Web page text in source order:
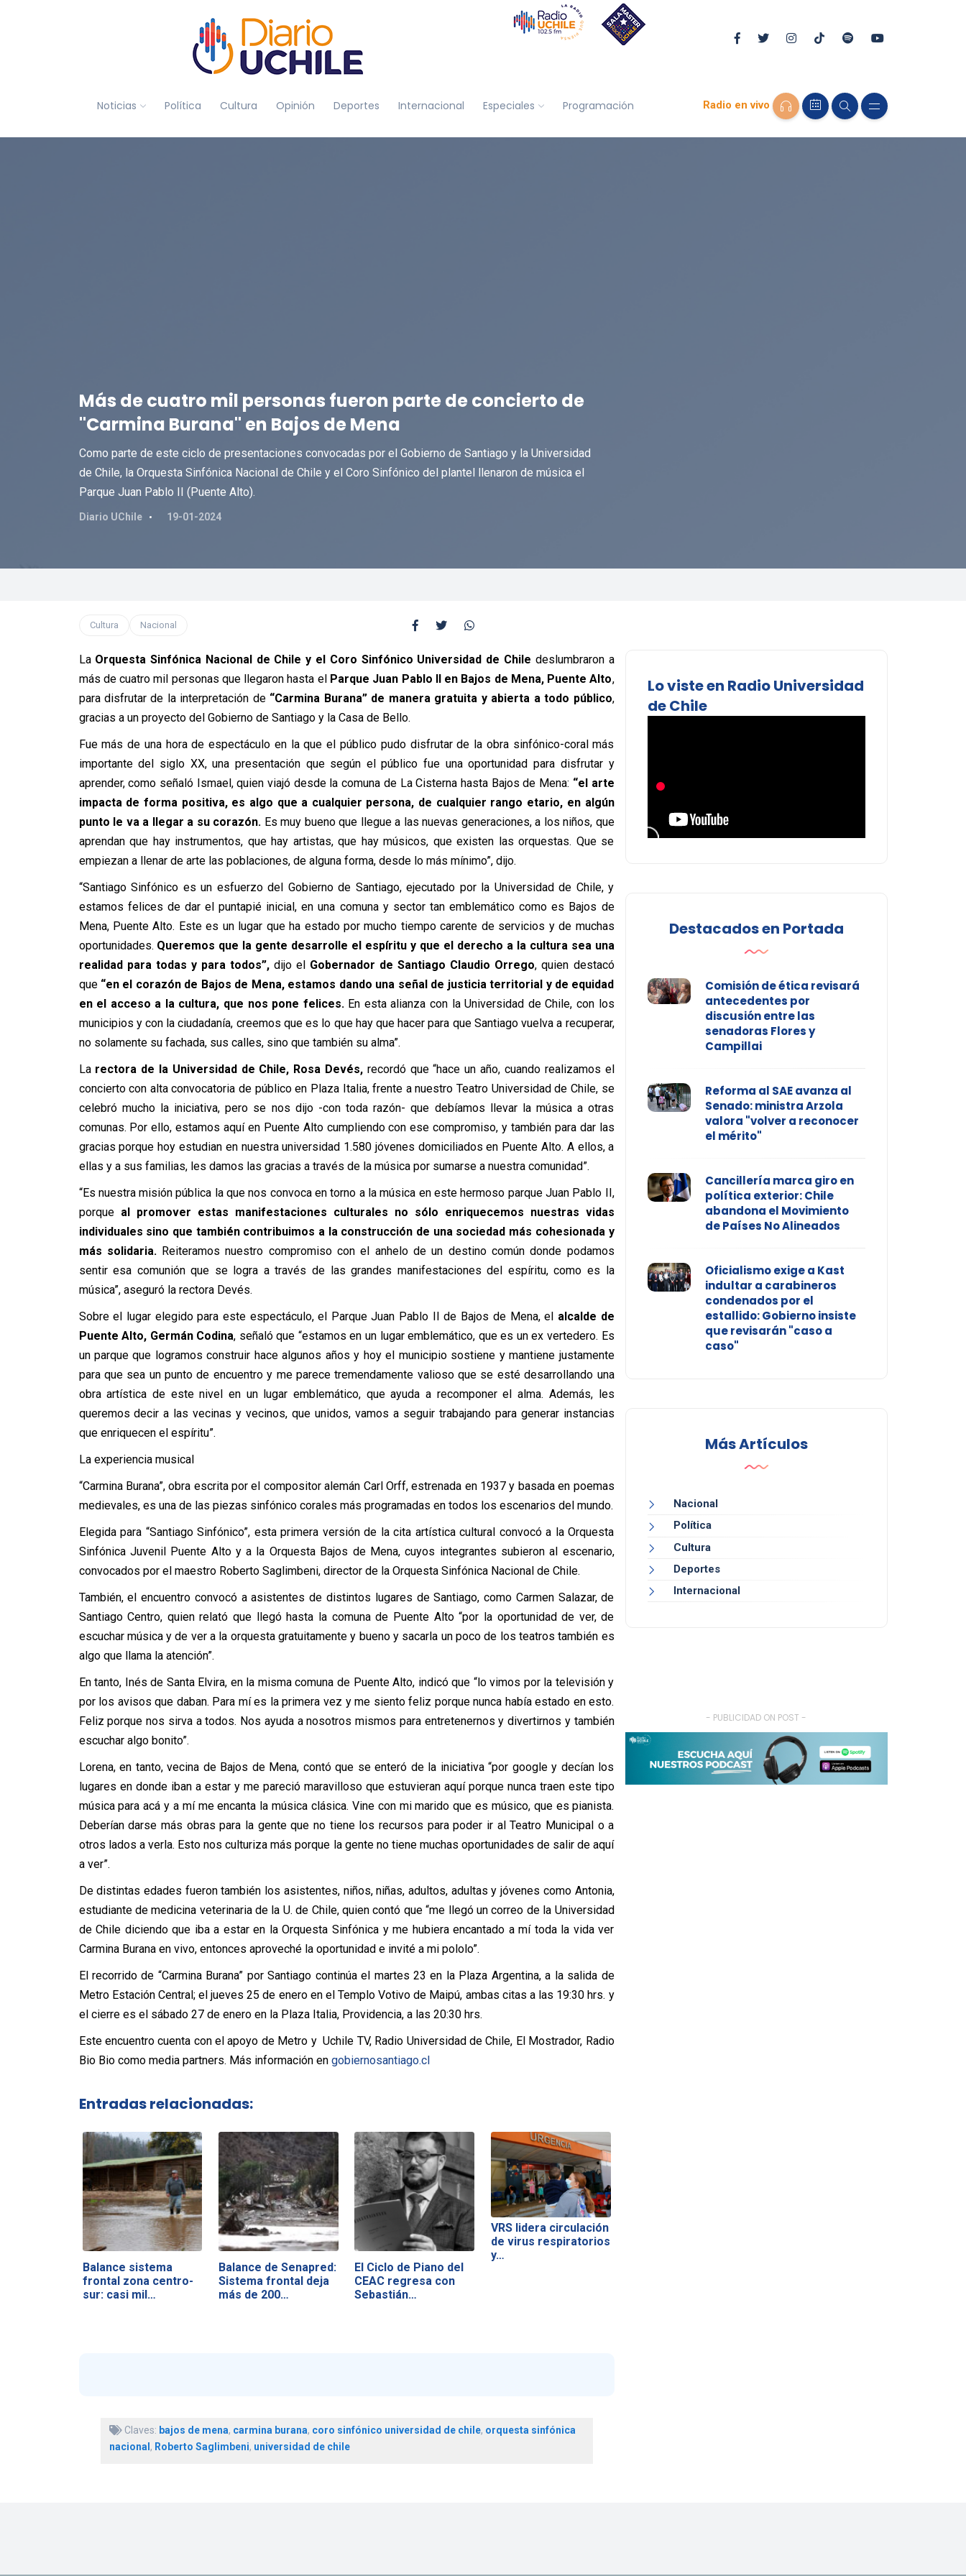
Noticias Política Cultura Opinión Deportes Internacional Especiales Programación Radio en vivo
Más de cuatro mil personas fueron parte de concierto de
"Carmina Burana" en Bajos de Mena
Como parte de este ciclo de presentaciones convocadas por el Gobierno de Santiago y la Universidad
de Chile, la Orquesta Sinfónica Nacional de Chile y el Coro Sinfónico del plantel llenaron de música el
Parque Juan Pablo II (Puente Alto).
Diario UChile 19-01-2024
Cultura Nacional
La Orquesta Sinfónica Nacional de Chile y el Coro Sinfónico Universidad de Chile deslumbraron a
más de cuatro mil personas que llegaron hasta el Parque Juan Pablo II en Bajos de Mena, Puente Alto,
para disfrutar de la interpretación de “Carmina Burana” de manera gratuita y abierta a todo público,
gracias a un proyecto del Gobierno de Santiago y la Casa de Bello.
Fue más de una hora de espectáculo en la que el público pudo disfrutar de la obra sinfónico-coral más
importante del siglo XX, una presentación que según el público fue una oportunidad para disfrutar y
aprender, como señaló Ismael, quien viajó desde la comuna de La Cisterna hasta Bajos de Mena: “el arte
impacta de forma positiva, es algo que a cualquier persona, de cualquier rango etario, en algún
punto le va a llegar a su corazón. Es muy bueno que llegue a las nuevas generaciones, a los niños, que
aprendan que hay instrumentos, que hay artistas, que hay músicos, que existen las orquestas. Que se
empiezan a llenar de arte las poblaciones, de alguna forma, desde lo más mínimo”, dijo.
“Santiago Sinfónico es un esfuerzo del Gobierno de Santiago, ejecutado por la Universidad de Chile, y
estamos felices de dar el puntapié inicial, en una comuna y sector tan emblemático como es Bajos de
Mena, Puente Alto. Este es un lugar que ha estado por mucho tiempo carente de servicios y de muchas
oportunidades. Queremos que la gente desarrolle el espíritu y que el derecho a la cultura sea una
realidad para todas y para todos”, dijo el Gobernador de Santiago Claudio Orrego, quien destacó
que“en el corazón de Bajos de Mena, estamos dando una señal de justicia territorial y de equidad
en el acceso a la cultura, que nos pone felices.En esta alianza con la Universidad de Chile, con los
municipios y con la ciudadanía, creemos que es lo que hay que hacer para que Santiago vuelva a recuperar,
no solamente su fachada, sus calles, sino que también su alma”.
La rectora de la Universidad de Chile, Rosa Devés, recordó que “hace un año, cuando realizamos el
concierto con alta convocatoria de público en Plaza Italia, frente a nuestro Teatro Universidad de Chile, se
celebró mucho la iniciativa, pero se nos dijo -con toda razón- que debíamos llevar la música a otras
comunas. Por ello, estamos aquí en Puente Alto cumpliendo con ese compromiso, y también para dar las
gracias porque hoy estudian en nuestra universidad 1.580 jóvenes domiciliados en Puente Alto. A ellos, a
ellas y a sus familias, les damos las gracias a través de la música por sumarse a nuestra comunidad”.
“Es nuestra misión pública la que nos convoca en torno a la música en este hermoso parque Juan Pablo II,
porque al promover estas manifestaciones culturales no sólo enriquecemos nuestras vidas
individuales sino que también contribuimos a la construcción de una sociedad más cohesionada y
más solidaria. Reiteramos nuestro compromiso con el anhelo de un destino común donde podamos
sentir esa comunión que se logra a través de las grandes manifestaciones del espíritu, como es la
música”, aseguró la rectora Devés.
Sobre el lugar elegido para este espectáculo, el Parque Juan Pablo II de Bajos de Mena, el alcalde de
Puente Alto, Germán Codina, señaló que “estamos en un lugar emblemático, que es un ex vertedero. Es
un parque que logramos construir hace algunos años y hoy el municipio sostiene y mantiene justamente
para que sea un punto de encuentro y me parece tremendamente valioso que se esté desarrollando una
obra artística de este nivel en un lugar emblemático, que ayuda a recomponer el alma. Además, les
queremos decir a las vecinas y vecinos, que unidos, vamos a seguir trabajando para generar instancias
que enriquecen el espíritu”.
La experiencia musical
“Carmina Burana”, obra escrita por el compositor alemán Carl Orff, estrenada en 1937 y basada en poemas
medievales, es una de las piezas sinfónico corales más programadas en todos los escenarios del mundo.
Elegida para “Santiago Sinfónico”, esta primera versión de la cita artística cultural convocó a la Orquesta
Sinfónica Juvenil Puente Alto y a la Orquesta Bajos de Mena, cuyos integrantes subieron al escenario,
convocados por el maestro Roberto Saglimbeni, director de la Orquesta Sinfónica Nacional de Chile.
También, el encuentro convocó a asistentes de distintos lugares de Santiago, como Carmen Salazar, de
Santiago Centro, quien relató que llegó hasta la comuna de Puente Alto “por la oportunidad de ver, de
escuchar música y de ver a la orquesta gratuitamente y bueno y sacarla un poco de los teatros también es
algo que llama la atención”.
En tanto, Inés de Santa Elvira, en la misma comuna de Puente Alto, indicó que “lo vimos por la televisión y
por los avisos que daban. Para mí es la primera vez y me siento feliz porque nunca había estado en esto.
Feliz porque nos sirva a todos. Nos ayuda a nosotros mismos para entretenernos y divertirnos y también
escuchar algo bonito”.
Lorena, en tanto, vecina de Bajos de Mena, contó que se enteró de la iniciativa “por google y decían los
lugares en donde iban a estar y me pareció maravilloso que estuvieran aquí porque nunca traen este tipo
música para acá y a mí me encanta la música clásica. Vine con mi marido que es músico, que es pianista.
Deberían darse más obras para la gente que no tiene los recursos para poder ir al Teatro Municipal o a
otros lados a verla. Esto nos culturiza más porque la gente no tiene muchas oportunidades de salir de aquí
a ver”.
De distintas edades fueron también los asistentes, niños, niñas, adultos, adultas y jóvenes como Antonia,
estudiante de medicina veterinaria de la U. de Chile, quien contó que “me llegó un correo de la Universidad
de Chile diciendo que iba a estar en la Orquesta Sinfónica y me hubiera encantado a mí toda la vida ver
Carmina Burana en vivo, entonces aproveché la oportunidad e invité a mi pololo”.
El recorrido de “Carmina Burana” por Santiago continúa el martes 23 en la Plaza Argentina, a la salida de
Metro Estación Central; el jueves 25 de enero en el Templo Votivo de Maipú, ambas citas a las 19:30 hrs. y
el cierre es el sábado 27 de enero en la Plaza Italia, Providencia, a las 20:30 hrs.
Este encuentro cuenta con el apoyo de Metro y Uchile TV, Radio Universidad de Chile, El Mostrador, Radio
Bio Bio como media partners. Más información en gobiernosantiago.cl
Entradas relacionadas:
Balance sistema
frontal zona centro-
sur: casi mil…
Balance de Senapred:
Sistema frontal deja
más de 200…
El Ciclo de Piano del
CEAC regresa con
Sebastián…
VRS lidera circulación
de virus respiratorios
y…
Claves: bajos de mena, carmina burana, coro sinfónico universidad de chile, orquesta sinfónica
nacional , Roberto Saglimbeni, universidad de chile
Lo viste en Radio Universidad
de Chile
Destacados en Portada
Comisión de ética revisará
antecedentes por
discusión entre las
senadoras Flores y
Campillai
Reforma al SAE avanza al
Senado: ministra Arzola
valora "volver a reconocer
el mérito"
Cancillería marca giro en
política exterior: Chile
abandona el Movimiento
de Países No Alineados
Oficialismo exige a Kast
indultar a carabineros
condenados por el
estallido: Gobierno insiste
que revisarán "caso a
caso"
Más Artículos
Nacional
Política
Cultura
Deportes
Internacional
- PUBLICIDAD ON POST -